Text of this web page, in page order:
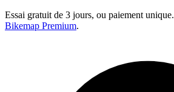
Essai gratuit de 3 jours, ou paiement unique.
Bikemap Premium.